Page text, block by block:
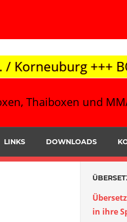
BOXEN
Thaiboxen und
LINKS DOWNLOADS
in ihre